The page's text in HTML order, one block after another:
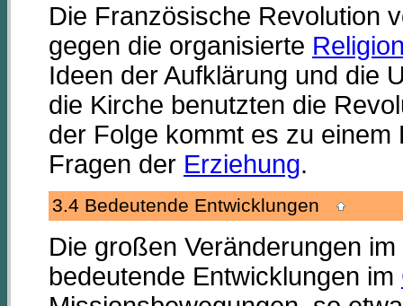
Die Französische Revolution
gegen die organisierte
Ideen der Aufklärung und die
die Kirche benutzten die
der Folge kommt es zu
Fragen der Erziehung.
3.4 Bedeutende Entwicklungen
Die großen Veränderungen
bedeutende Entwicklungen im